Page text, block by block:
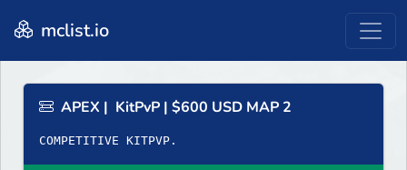
mclist.io
APEX | KitPvP | $600 USD MAP 2
COMPETITIVE KITPVP.